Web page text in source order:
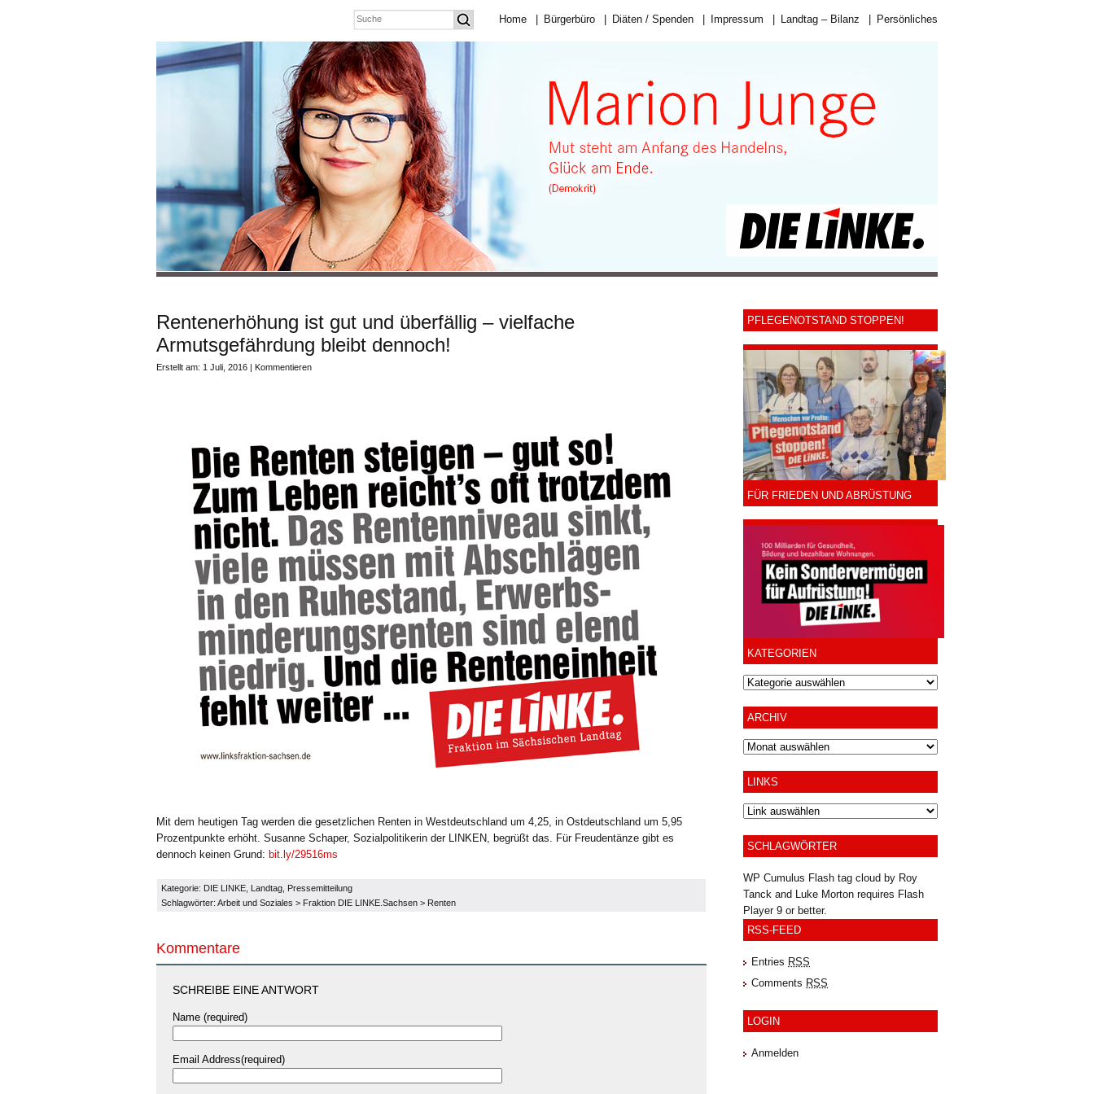
Home Bürgerbüro Diäten / Spenden Impressum Landtag – Bilanz Persönliches
Rentenerhöhung ist gut und überfällig – vielfache
Armutsgefährdung bleibt dennoch!
Erstellt am: 1 Juli, 2016 | Kommentieren
Mit dem heutigen Tag werden die gesetzlichen Renten in Westdeutschland um 4,25, in Ostdeutschland um 5,95
Prozentpunkte erhöht. Susanne Schaper, Sozialpolitikerin der LINKEN, begrüßt das. Für Freudentänze gibt es
dennoch keinen Grund: bit.ly/29516ms
Kategorie: DIE LINKE Landtag Pressemitteilung
Schlagwörter: Arbeit und Soziales > Fraktion DIE LINKE.Sachsen > Renten
Kommentare
SCHREIBE EINE ANTWORT
Name (required)
Email Address(required)
PFLEGENOTSTAND STOPPEN!
FÜR FRIEDEN UND ABRÜSTUNG
KATEGORIEN
ARCHIV
Archiv
LINKS
SCHLAGWÖRTER
WP Cumulus Flash tag cloud by Roy
Tanck and Luke Morton requires Flash
Player9 or better.
RSS-FEED
Entries RSS
Comments RSS
LOGIN
Anmelden